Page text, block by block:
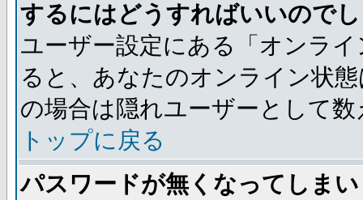
するにはどうすればいいので
ユーザー設定にある「オンラ
ると、あなたのオンライン状
の場合は隠れユーザーとして
トップに戻る
パスワードが無くなってしま